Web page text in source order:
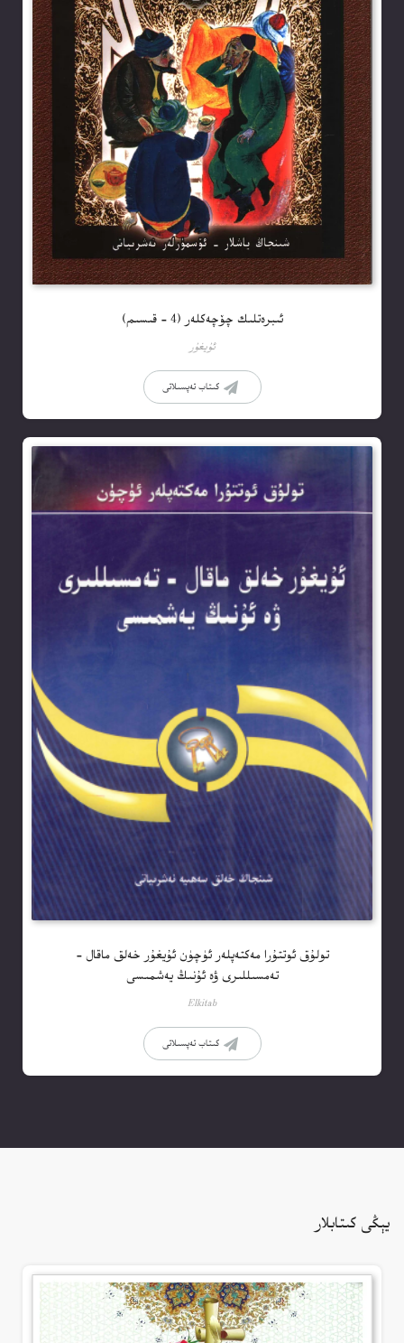
ئىبرەتلىك چۆچەكلەر (4 – قىسىم)
ئۇيغۇر
كىتاب تەپسىلاتى
تولۇق ئوتتۇرا مەكتەپلەر ئۈچۈن ئۇيغۇر خەلق ماقال –
تەمسىللىرى ۋە ئۇنىڭ يەشمىسى
Elkitab
كىتاب تەپسىلاتى
يېڭى كىتابلار